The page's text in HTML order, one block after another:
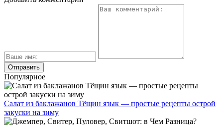
Популярное
Салат из баклажанов Тёщин язык — простые рецепты острой
закуски на зиму